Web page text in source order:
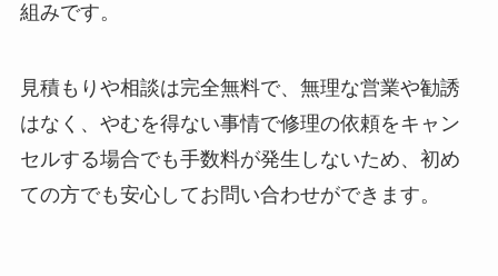
組みです。
見積もりや相談は完全無料で、無理な営業や勧誘
はなく、やむを得ない事情で修理の依頼をキャン
セルする場合でも手数料が発生しないため、初め
ての方でも安心してお問い合わせができます。